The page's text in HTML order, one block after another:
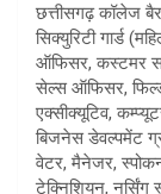
छत्तीसगढ़ कॉलेज
सिक्युरिटी गार्ड
ऑफिसर, कस्टमर
सेल्स ऑफिसर,
एक्सीक्यूटिव,
बिजनेस डेवल्पमेंट
वेटर, मैनेजर,
टेक्निशियन, नर्सिंग